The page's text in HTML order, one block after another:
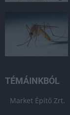
TÉMÁINKBÓL
Market Építő Zrt.